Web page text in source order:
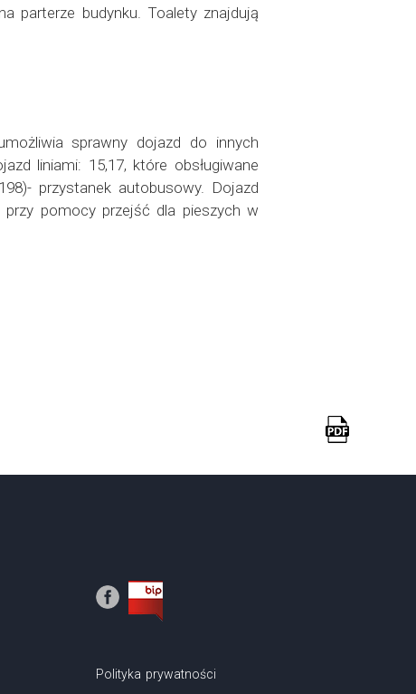
parterze budynku. Toalety znajdują
sprawny dojazd do innych
liniami: 15,17, które obsługiwane
przystanek autobusowy. Dojazd
przy pomocy przejść dla pieszych w
Polityka prywatności